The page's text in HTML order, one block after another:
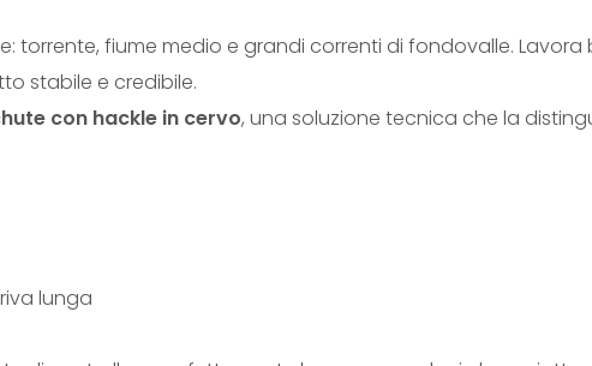
u
n
torrente, fiume medio e grandi correnti di fondovalle.
stabile e credibile.
con hackle in cervo, una soluzione tecnica che la
lunga